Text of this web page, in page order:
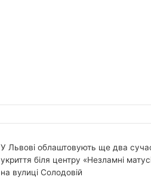
У Львові облаштовують ще два
укриття біля центру «Незламні
на вулиці Солодовій